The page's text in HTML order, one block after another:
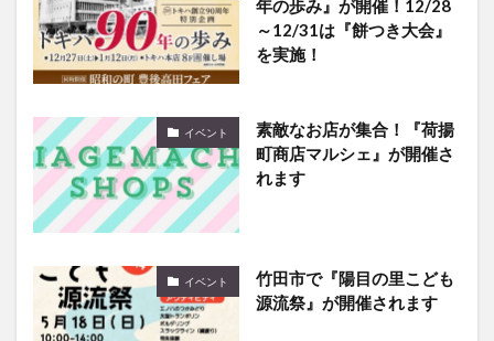
年の歩み』が開催！12/28
～12/31は『餅つき大会』
を実施！
イベント
素敵なお店が集合！『荷揚
町商店マルシェ』が開催さ
れます
イベント
竹田市で『陽目の里こども
源流祭』が開催されます